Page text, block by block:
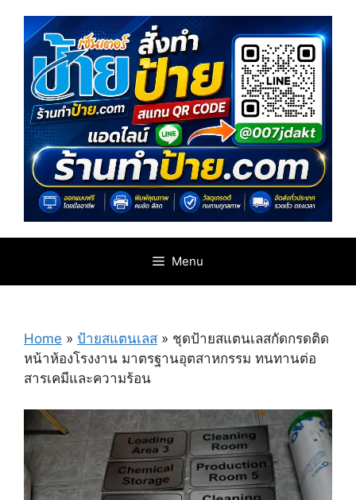
content
Menu
Home » ป้ายสแตนเลส » ชุดป้ายสแตนเลสกัดกรดติด
หน้าห้องโรงงาน มาตรฐานอุตสาหกรรม ทนทานต่อ
สารเคมีและความร้อน